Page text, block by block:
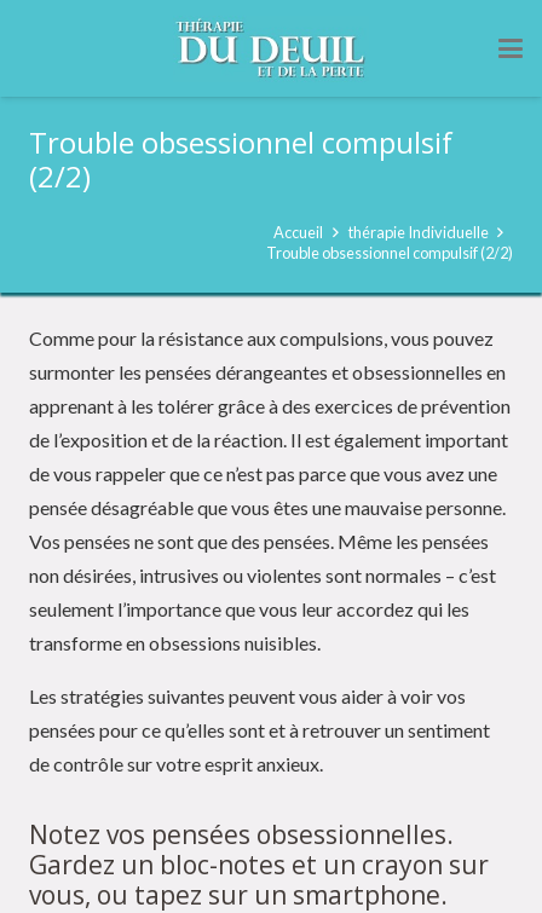
Trouble obsessionnel compulsif
(2/2)
Accueil
thérapie Individuelle
Trouble obsessionnel compulsif (2/2)
Comme pour la résistance aux compulsions, vous pouvez
surmonter les pensées dérangeantes et obsessionnelles en
apprenant à les tolérer grâce à des exercices de prévention
de l’exposition et de la réaction. Il est également important
de vous rappeler que ce n’est pas parce que vous avez une
pensée désagréable que vous êtes une mauvaise personne.
Vos pensées ne sont que des pensées. Même les pensées
non désirées, intrusives ou violentes sont normales – c’est
seulement l’importance que vous leur accordez qui les
transforme en obsessions nuisibles.
Les stratégies suivantes peuvent vous aider à voir vos
pensées pour ce qu’elles sont et à retrouver un sentiment
de contrôle sur votre esprit anxieux.
Notez vos pensées obsessionnelles.
Gardez un bloc-notes et un crayon sur
vous, ou tapez sur un smartphone.